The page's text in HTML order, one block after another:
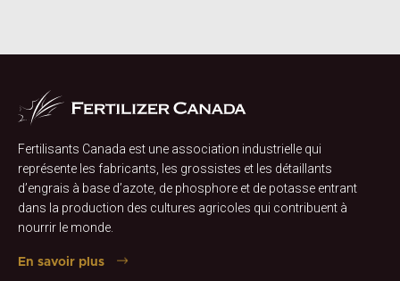
Fertilisants Canada est une association industrielle qui
représente les fabricants, les grossistes et les détaillants
d’engrais à base d’azote, de phosphore et de potasse entrant
dans la production des cultures agricoles qui contribuent à
nourrir le monde.
En savoir plus